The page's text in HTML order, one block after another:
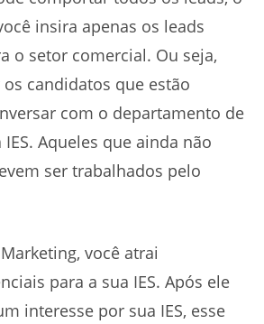
insira apenas os leads
o setor comercial. Ou seja,
candidatos que estão
com o departamento de
Aqueles que ainda não
ser trabalhados pelo
você atrai
para a sua IES. Após ele
interesse por sua IES, esse